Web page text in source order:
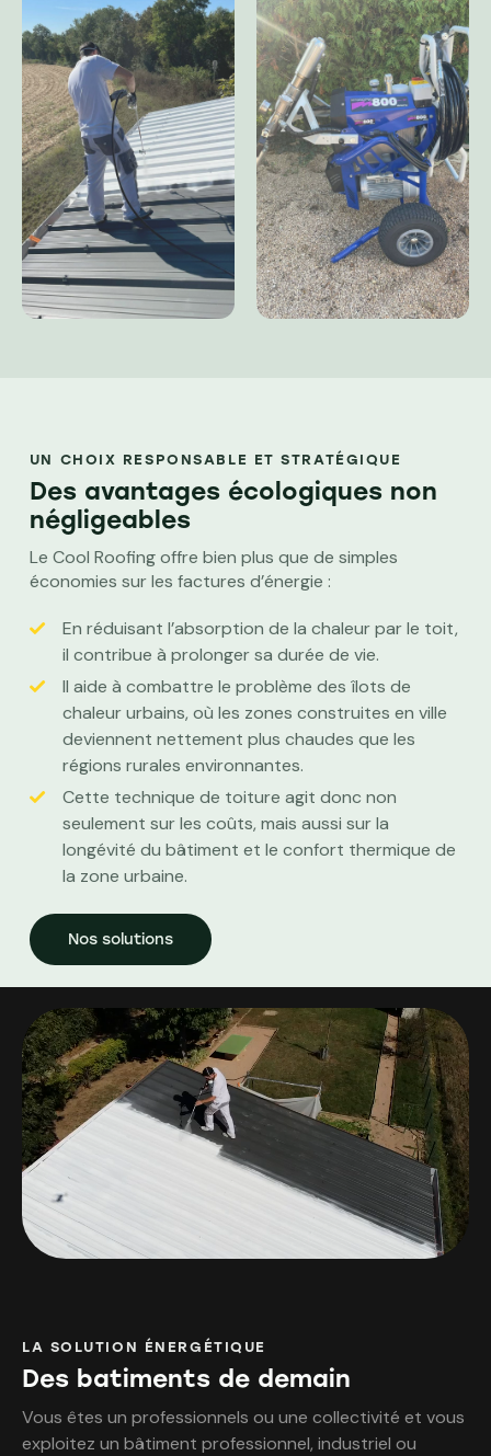
UN CHOIX RESPONSABLE ET STRATÉGIQUE
Des avantages écologiques non
négligeables
Le Cool Roofing offre bien plus que de simples
économies sur les factures d’énergie :
En réduisant l’absorption de la chaleur par le toit,
il contribue à prolonger sa durée de vie.
Il aide à combattre le problème des îlots de
chaleur urbains, où les zones construites en ville
deviennent nettement plus chaudes que les
régions rurales environnantes.
Cette technique de toiture agit donc non
seulement sur les coûts, mais aussi sur la
longévité du bâtiment et le confort thermique de
la zone urbaine.
Nos solutions
LA SOLUTION ÉNERGÉTIQUE
Des batiments de demain
Vous êtes un professionnels ou une collectivité et vous
exploitez un bâtiment professionnel, industriel ou